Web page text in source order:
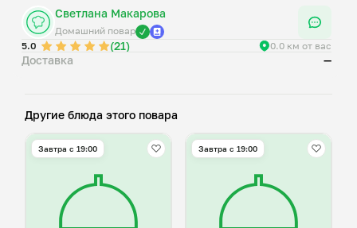
Светлана Макарова
Домашний повар
5.0
(21) 0.0 км от вас
Доставка —
Другие блюда этого повара
Завтра c 19:00 Завтра c 19:00